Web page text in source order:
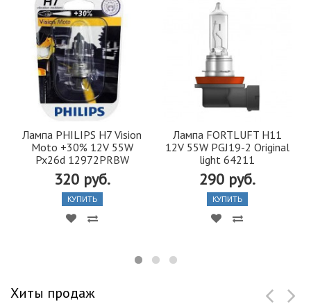
Лампа PHILIPS H7 Vision
Moto +30% 12V 55W
Px26d 12972PRBW
320 руб.
КУПИТЬ
Лампа FORTLUFT H11
12V 55W PGJ19-2 Original
light 64211
290 руб.
КУПИТЬ
Хиты продаж